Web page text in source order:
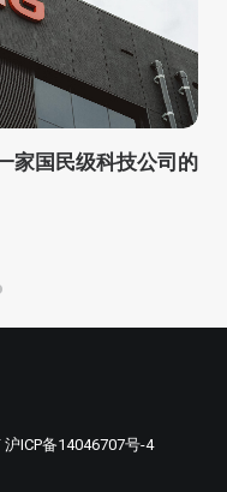
家国民级科技公司的
沪ICP备14046707号-4